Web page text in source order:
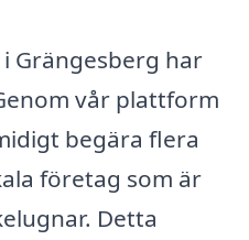
Grängesberg har
vår plattform
begära flera
företag som är
Detta